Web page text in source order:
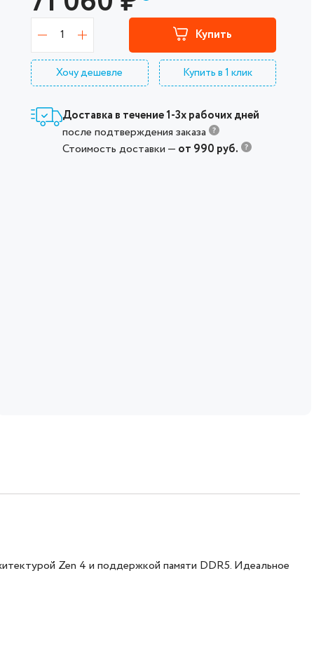
1 Купить
Хочу дешевле Купить в 1 клик
Доставка в течение 1-3х рабочих дней
после подтверждения заказа
Стоимость доставки — от 990 руб.
Zen 4 и поддержкой памяти DDR5. Идеальное